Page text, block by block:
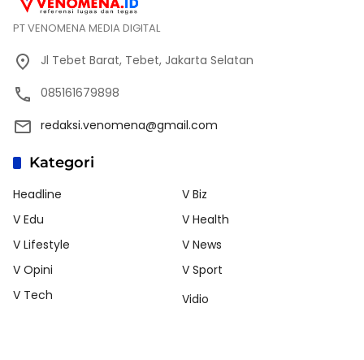
PT VENOMENA MEDIA DIGITAL
Jl Tebet Barat, Tebet, Jakarta Selatan
085161679898
redaksi.venomena@gmail.com
Kategori
Headline
V Biz
V Edu
V Health
V Lifestyle
V News
V Opini
V Sport
V Tech
Vidio